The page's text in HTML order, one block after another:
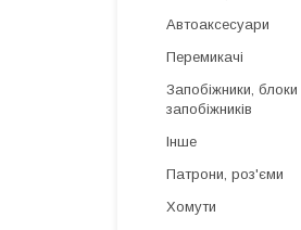
Автоаксесуари
Перемикачі
Запобіжники, блоки
запобіжників
Інше
Патрони, роз'єми
Хомути